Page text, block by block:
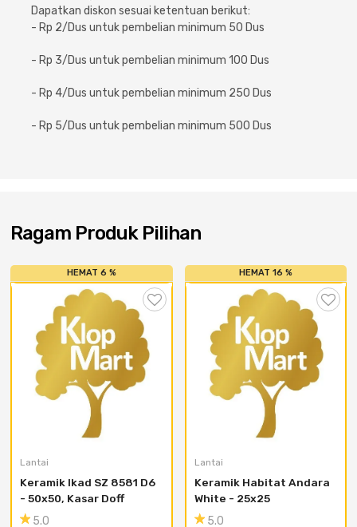
Cat dan Kimia
Dapatkan diskon sesuai ketentuan berikut:
- Rp 2/Dus untuk pembelian minimum 50 Dus
- Rp 3/Dus untuk pembelian minimum 100 Dus
- Rp 4/Dus untuk pembelian minimum 250 Dus
- Rp 5/Dus untuk pembelian minimum 500 Dus
Ragam Produk Pilihan
HEMAT 6 %
Lantai
Keramik Ikad SZ 8581 D6
- 50x50, Kasar Doff
5.0
HEMAT 16 %
Lantai
Keramik Habitat Andara
White - 25x25
5.0